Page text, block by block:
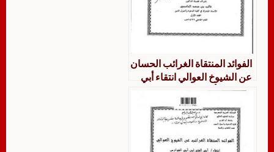
الفوائد المنتقاة الغرائب الحسان
عن الشيوخ العوالي انتقاء أبي
الفتح ابن أبي الفوارس الجزء
الأول والثالث دراسة وتحقيقًا
وتخريجًا